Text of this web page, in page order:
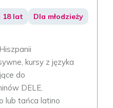
18 lat Dla młodzieży
kursy z języka
do
DELE,
lub tańca latino